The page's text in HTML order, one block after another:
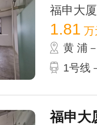
福申大
1.81 万
黄 浦
1号线
福申大